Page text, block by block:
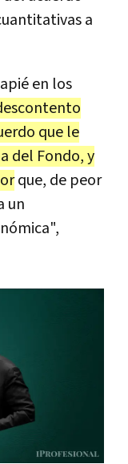
a
en los
que le
del Fondo, y
que, de peor
un